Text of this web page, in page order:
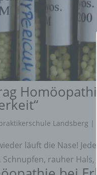
Landsberg |
läuft die Nase!
Schnupfen, rauher